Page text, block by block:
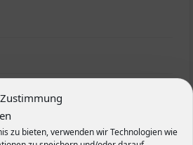
zu bieten, verwenden wir Technologien wie